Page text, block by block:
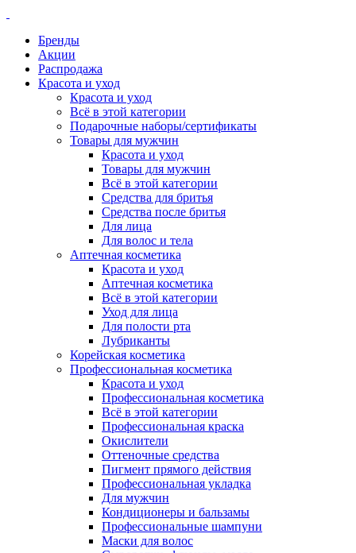
Бренды
Акции
Распродажа
Красота и уход
Красота и уход
Всё в этой категории
Подарочные наборы/сертификаты
Товары для мужчин
Красота и уход
Товары для мужчин
Всё в этой категории
Средства для бритья
Средства после бритья
Для лица
Для волос и тела
Аптечная косметика
Красота и уход
Аптечная косметика
Всё в этой категории
Уход для лица
Для полости рта
Лубриканты
Корейская косметика
Профессиональная косметика
Красота и уход
Профессиональная косметика
Всё в этой категории
Профессиональная краска
Окислители
Оттеночные средства
Пигмент прямого действия
Профессиональная укладка
Для мужчин
Кондиционеры и бальзамы
Профессиональные шампуни
Маски для волос